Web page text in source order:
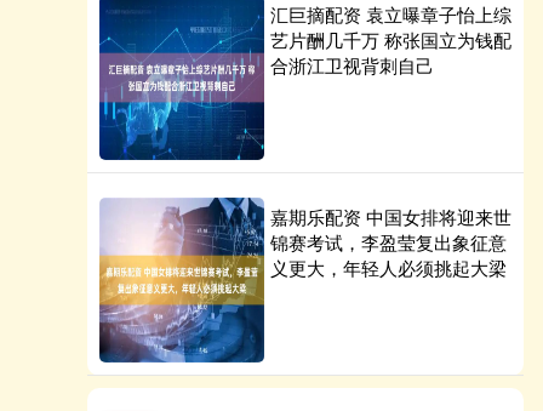
汇巨摘配资 袁立曝章子怡上综
艺片酬几千万 称张国立为钱配
合浙江卫视背刺自己
嘉期乐配资 中国女排将迎来世
锦赛考试，李盈莹复出象征意
义更大，年轻人必须挑起大梁